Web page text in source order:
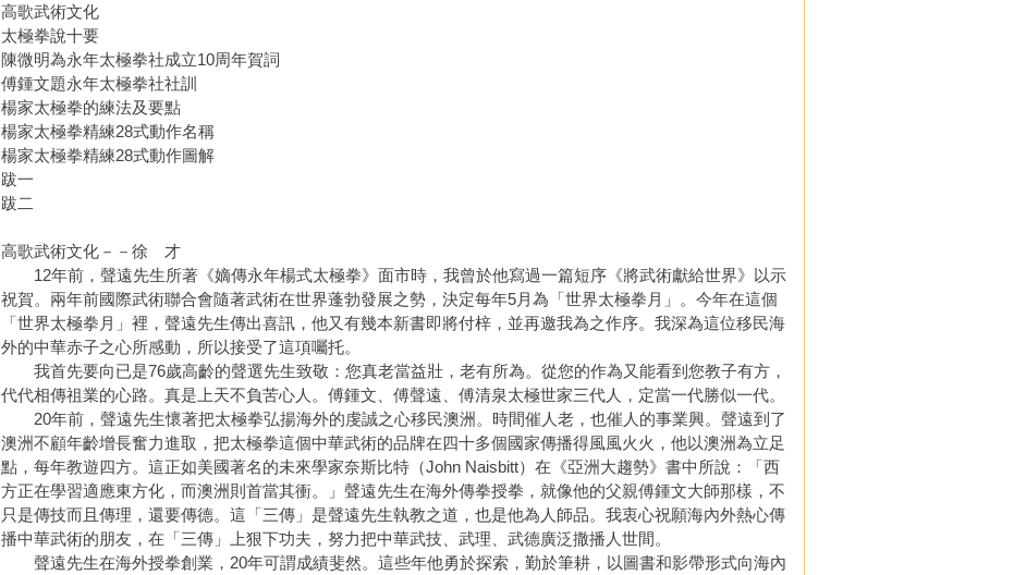
高歌武術文化
太極拳說十要
陳微明為永年太極拳社成立10周年賀詞
傅鍾文題永年太極拳社社訓
楊家太極拳的練法及要點
楊家太極拳精練28式動作名稱
楊家太極拳精練28式動作圖解
跋一
跋二
高歌武術文化－－徐 才
12年前，聲遠先生所著《嫡傳永年楊式太極拳》面市時，我曾於他寫過一篇短序《將武術獻給世界》以示
祝賀。兩年前國際武術聯合會隨著武術在世界蓬勃發展之勢，決定每年5月為「世界太極拳月」。今年在這個
「世界太極拳月」裡，聲遠先生傳出喜訊，他又有幾本新書即將付梓，並再邀我為之作序。我深為這位移民海
外的中華赤子之心所感動，所以接受了這項囑托。
我首先要向已是76歲高齡的聲選先生致敬：您真老當益壯，老有所為。從您的作為又能看到您教子有方，
代代相傳祖業的心路。真是上天不負苦心人。傅鍾文、傅聲遠、傅清泉太極世家三代人，定當一代勝似一代。
20年前，聲遠先生懷著把太極拳弘揚海外的虔誠之心移民澳洲。時間催人老，也催人的事業興。聲遠到了
澳洲不顧年齡增長奮力進取，把太極拳這個中華武術的品牌在四十多個國家傳播得風風火火，他以澳洲為立足
點，每年教遊四方。這正如美國著名的未來學家奈斯比特（John Naisbitt）在《亞洲大趨勢》書中所說：「西
方正在學習適應東方化，而澳洲則首當其衝。」聲遠先生在海外傳拳授拳，就像他的父親傅鍾文大師那樣，不
只是傳技而且傳理，還要傳德。這「三傳」是聲遠先生執教之道，也是他為人師品。我衷心祝願海內外熱心傳
播中華武術的朋友，在「三傳」上狠下功夫，努力把中華武技、武理、武德廣泛撒播人世間。
聲遠先生在海外授拳創業，20年可謂成績斐然。這些年他勇於探索，勤於筆耕，以圖書和影帶形式向海內